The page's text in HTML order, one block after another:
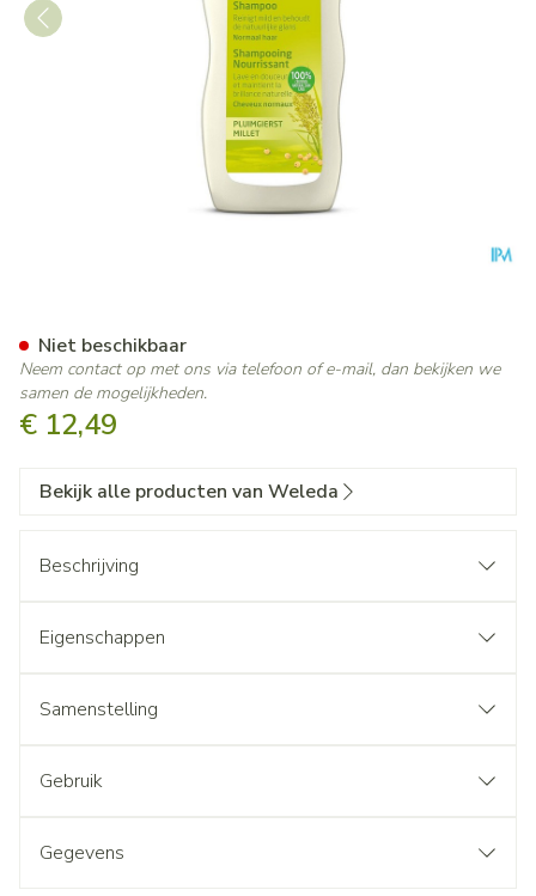
€ 12,49
Niet beschikbaar
Neem contact op met ons via telefoon of e-mail, dan bekijken we
samen de mogelijkheden.
Bekijk alle producten van Weleda
Beschrijving
Eigenschappen
Samenstelling
Gebruik
Gegevens